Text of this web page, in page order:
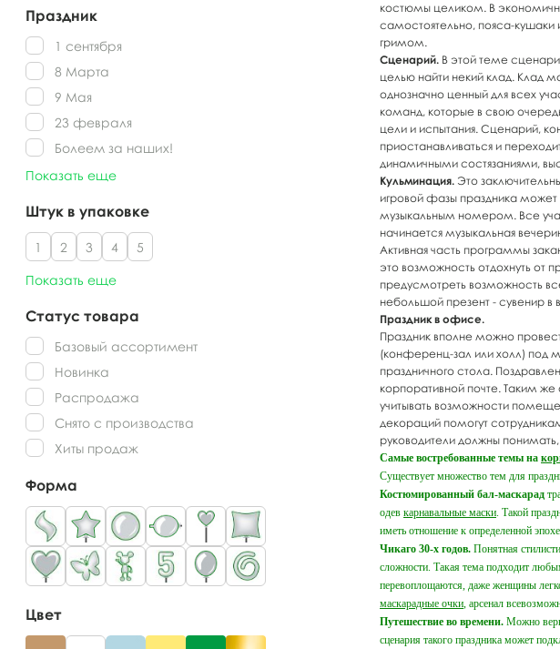
Праздник
1 сентября
8 Марта
9 Мая
23 февраля
Болеем за наших!
Показать еще
Штук в упаковке
1 2 3 4 5
Показать еще
Статус товара
Базовый ассортимент
Новинка
Распродажа
Снято с производства
Хиты продаж
Форма
Цвет
костюмы целиком. В
самостоятельно, пояса-кушаки
гримом.
Сценарий. В этой теме
целью найти некий клад. Клад
однозначно ценный для всех
команд, которые в свою
цели и испытания. Сценарий,
приостанавливаться и
динамичными состязаниями,
Кульминация. Это
игровой фазы праздника
музыкальным номером. Все
начинается музыкальная
Активная часть программы
это возможность отдохнуть
предусмотреть возможность
небольшой презент - сувенир
Праздник в офисе.
Праздник вполне можно
(конференц-зал или холл) под
праздничного стола.
корпоративной почте. Таким
учитывать возможности
декораций помогут
руководители должны
Самые востребованные темы на
Существует множество тем для
Костюмированный бал-маскарад
одев карнавальные маски. Такой
иметь отношение к определенной
Чикаго 30-х годов. Понятная
сложности. Такая тема подходит
перевоплощаются, даже женщины
маскарадные очки, арсенал
Путешествие во времени. Можно
сценария такого праздника может